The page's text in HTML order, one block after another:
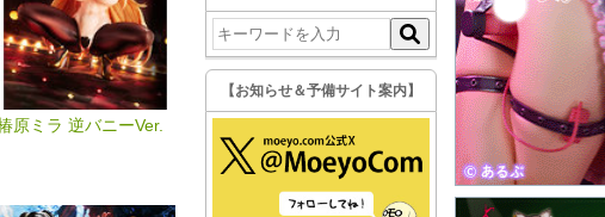
原ミラ 逆バニーVer.
【お知らせ＆予備サイト案内】